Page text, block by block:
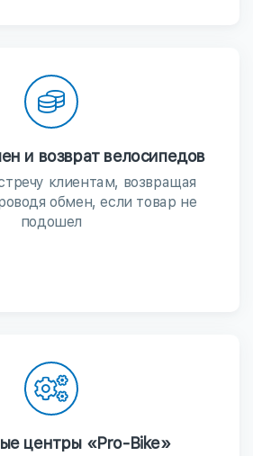
и возврат велосипедов
клиентам, возвращая
обмен, если товар не
подошел
центры «Pro-Bike»